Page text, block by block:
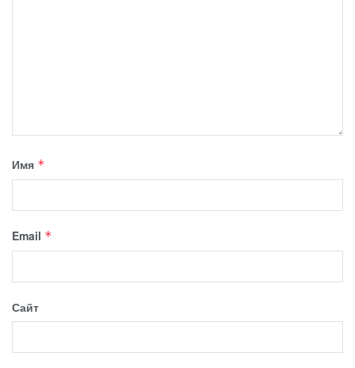
Имя *
Email *
Сайт